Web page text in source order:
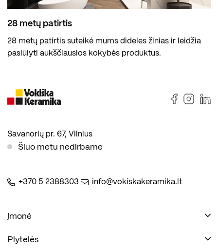
28 metų patirtis
28 metų patirtis suteikė mums dideles žinias ir leidžia
pasiūlyti aukščiausios kokybės produktus.
Savanorių pr. 67, Vilnius
Šiuo metu nedirbame
+370 5 2388303 info@vokiskakeramika.lt
Įmonė
Plytelės
Naudinga